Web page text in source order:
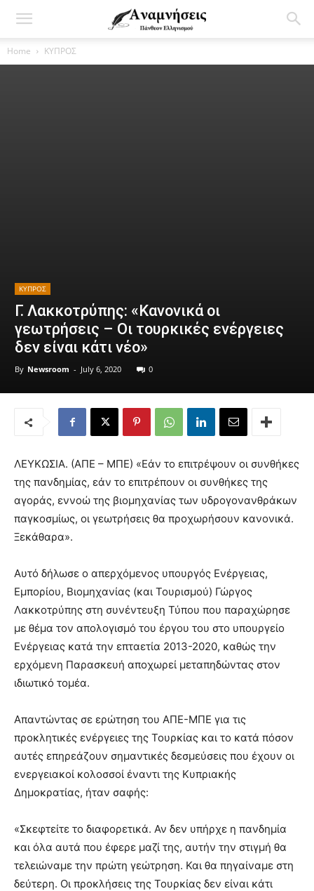
Home ΚΥΠΡΟΣ
ΚΥΠΡΟΣ
Γ. Λακκοτρύπης: «Κανονικά οι
γεωτρήσεις – Οι τουρκικές ενέργειες
δεν είναι κάτι νέο»
By Newsroom - July 6, 2020 0
ΛΕΥΚΩΣΙΑ. (ΑΠΕ – ΜΠΕ) «Εάν το επιτρέψουν οι συνθήκες
της πανδημίας, εάν το επιτρέπουν οι συνθήκες της
αγοράς, εννοώ της βιομηχανίας των υδρογονανθράκων
παγκοσμίως, οι γεωτρήσεις θα προχωρήσουν κανονικά.
Ξεκάθαρα».
Αυτό δήλωσε ο απερχόμενος υπουργός Ενέργειας,
Εμπορίου, Βιομηχανίας (και Τουρισμού) Γώργος
Λακκοτρύπης στη συνέντευξη Τύπου που παραχώρησε
με θέμα τον απολογισμό του έργου του στο υπουργείο
Ενέργειας κατά την επταετία 2013-2020, καθώς την
ερχόμενη Παρασκευή αποχωρεί μεταπηδώντας στον
ιδιωτικό τομέα.
Απαντώντας σε ερώτηση του ΑΠΕ-ΜΠΕ για τις
προκλητικές ενέργειες της Τουρκίας και το κατά πόσον
αυτές επηρεάζουν σημαντικές δεσμεύσεις που έχουν οι
ενεργειακοί κολοσσοί έναντι της Κυπριακής
Δημοκρατίας, ήταν σαφής:
«Σκεφτείτε το διαφορετικά. Αν δεν υπήρχε η πανδημία
και όλα αυτά που έφερε μαζί της, αυτήν την στιγμή θα
τελειώναμε την πρώτη γεώτρηση. Και θα πηγαίναμε στη
δεύτερη. Οι προκλήσεις της Τουρκίας δεν είναι κάτι